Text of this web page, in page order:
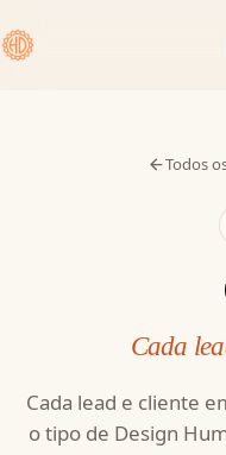
Todos
Cada
Cada lead e cliente
o tipo de Design